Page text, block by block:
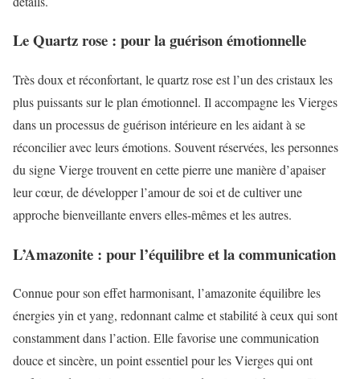
Le Quartz rose : pour la guérison émotionnelle
Très doux et réconfortant, le quartz rose est l’un des cristaux les
plus puissants sur le plan émotionnel. Il accompagne les Vierges
dans un processus de guérison intérieure en les aidant à se
réconcilier avec leurs émotions. Souvent réservées, les personnes
du signe Vierge trouvent en cette pierre une manière d’apaiser
leur cœur, de développer l’amour de soi et de cultiver une
approche bienveillante envers elles-mêmes et les autres.
L’Amazonite : pour l’équilibre et la communication
Connue pour son effet harmonisant, l’amazonite équilibre les
énergies yin et yang, redonnant calme et stabilité à ceux qui sont
constamment dans l’action. Elle favorise une communication
douce et sincère, un point essentiel pour les Vierges qui ont